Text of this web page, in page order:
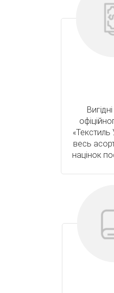
«Текстиль
весь
націнок